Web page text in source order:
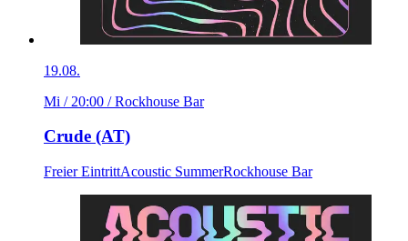
19.08.
Mi / 20:00 / Rockhouse Bar
Crude (AT)
Freier EintrittAcoustic SummerRockhouse Bar